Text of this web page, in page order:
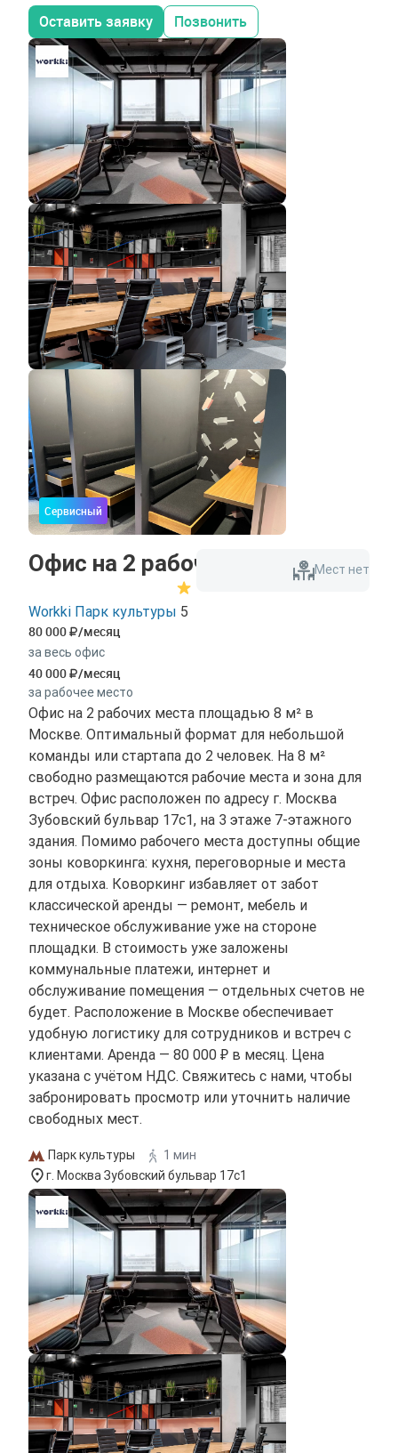
Оставить заявку Позвонить
Сервисный
Офис на 2 рабочих места
Workki Парк культуры 5
80 000 /месяц
за весь офис
40 000 /месяц
за рабочее место
Офис на 2 рабочих места площадью 8 м² в
Москве. Оптимальный формат для небольшой
команды или стартапа до 2 человек. На 8 м²
свободно размещаются рабочие места и зона для
встреч. Офис расположен по адресу г. Москва
Зубовский бульвар 17с1, на 3 этаже 7-этажного
здания. Помимо рабочего места доступны общие
зоны коворкинга: кухня, переговорные и места
для отдыха. Коворкинг избавляет от забот
классической аренды — ремонт, мебель и
техническое обслуживание уже на стороне
площадки. В стоимость уже заложены
коммунальные платежи, интернет и
обслуживание помещения — отдельных счетов не
будет. Расположение в Москве обеспечивает
удобную логистику для сотрудников и встреч с
клиентами. Аренда — 80 000 ₽ в месяц. Цена
указана с учётом НДС. Свяжитесь с нами, чтобы
забронировать просмотр или уточнить наличие
свободных мест.
Парк культуры
1 мин
г. Москва Зубовский бульвар 17с1
Мест нет